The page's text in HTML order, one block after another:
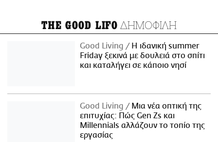
THE GOOD LIFO ΔΗΜΟΦΙΛΗ
Good Living
Η ιδανική summer
Friday ξεκινά με δουλειά στο σπίτι
και καταλήγει σε κάποιο νησί
Good Living
Μια νέα οπτική της
επιτυχίας: Πώς Gen Zs και
Millennials αλλάζουν το τοπίο της
εργασίας